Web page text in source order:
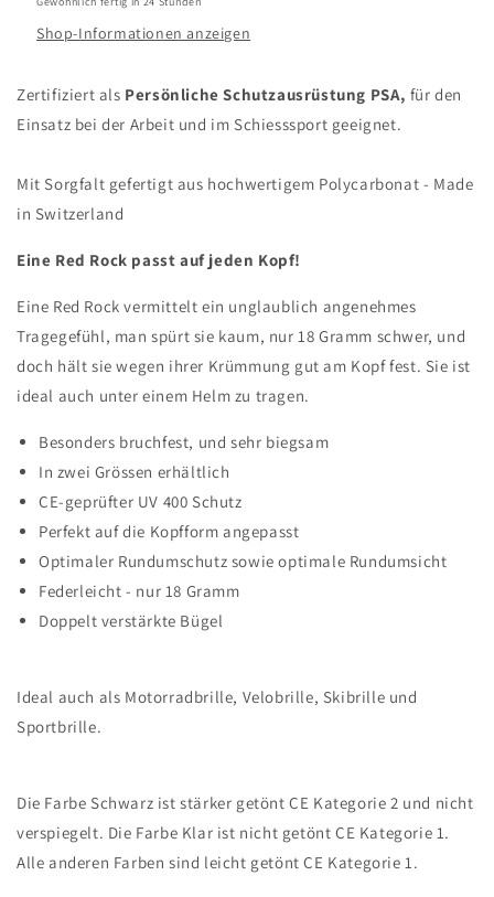
Shop-Informationen anzeigen
Zertifiziert als Persönliche Schutzausrüstung PSA, für den
Einsatz bei der Arbeit und im Schiesssport geeignet.
Mit Sorgfalt gefertigt aus hochwertigem Polycarbonat - Made
in Switzerland
Eine Red Rock passt auf jeden Kopf!
Eine Red Rock vermittelt ein unglaublich angenehmes
Tragegefühl, man spürt sie kaum, nur 18 Gramm schwer, und
doch hält sie wegen ihrer Krümmung gut am Kopf fest. Sie ist
ideal auch unter einem Helm zu tragen.
Besonders bruchfest, und sehr biegsam
In zwei Grössen erhältlich
CE-geprüfter UV 400 Schutz
Perfekt auf die Kopfform angepasst
Optimaler Rundumschutz sowie optimale Rundumsicht
Federleicht - nur 18 Gramm
Doppelt verstärkte Bügel
Ideal auch als Motorradbrille, Velobrille, Skibrille und
Sportbrille.
Die Farbe Schwarz ist stärker getönt CE Kategorie 2 und nicht
verspiegelt. Die Farbe Klar ist nicht getönt CE Kategorie 1.
Alle anderen Farben sind leicht getönt CE Kategorie 1.